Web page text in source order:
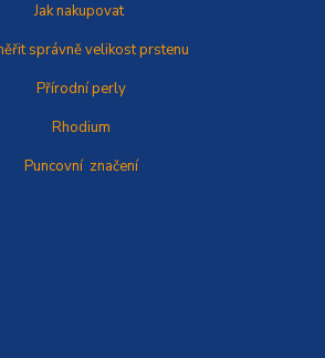
Jak nakupovat
správněvelikost prstenu
Přírodní perly
Rhodium
Puncovní značení